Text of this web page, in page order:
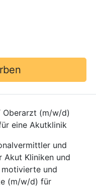
Oberarzt (m/w/d)
eine Akutklinik
und
Akut Kliniken und
motivierte und
(m/w/d) für